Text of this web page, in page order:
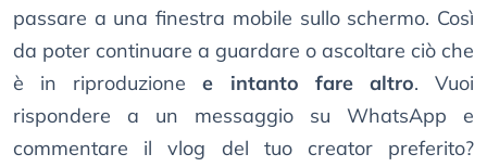
passare a una finestra mobile sullo schermo. Così
da poter continuare a guardare o ascoltare ciò che
è in riproduzionee intanto fare altro. Vuoi
rispondere a un messaggio su WhatsApp e
commentare il vlog del tuo creator preferito?